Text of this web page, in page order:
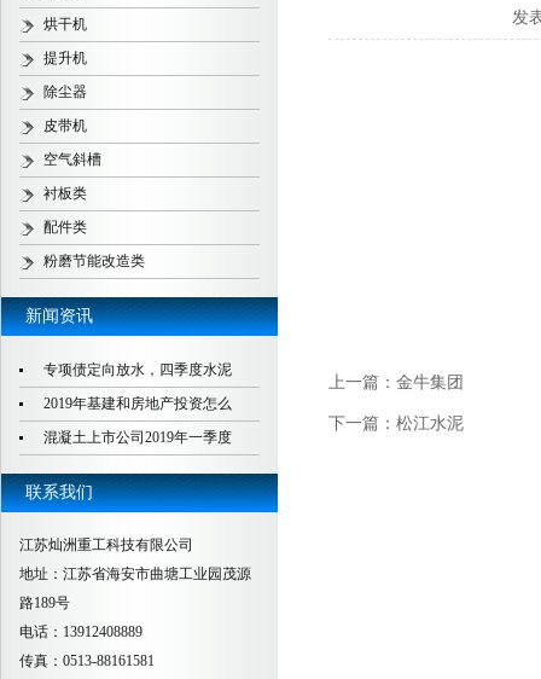
烘干机
提升机
除尘器
皮带机
空气斜槽
衬板类
配件类
粉磨节能改造类
新闻资讯
专项债定向放水，四季度水泥
2019年基建和房地产投资怎么
混凝土上市公司2019年一季度
联系我们
江苏灿洲重工科技有限公司
地址：江苏省海安市曲塘工业园茂源
路189号
电话：13912408889
传真：0513-88161581
发
上一篇： 金牛集团
下一篇： 松江水泥